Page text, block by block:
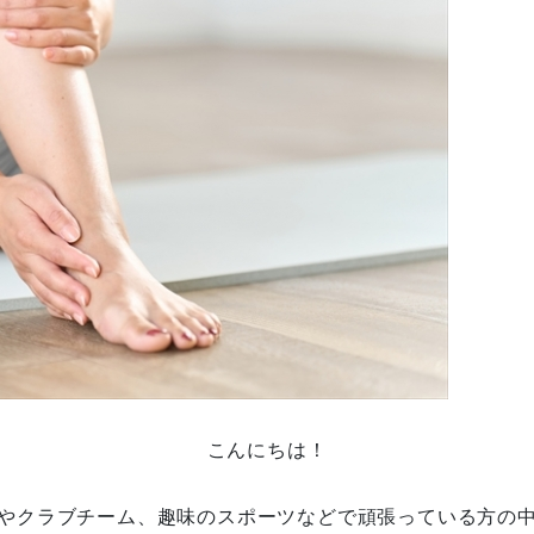
こんにちは！
クラブチーム、趣味のスポーツなどで頑張っている方の